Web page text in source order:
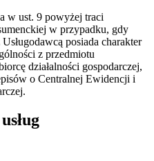
w ust. 9 powyżej traci
w przypadku, gdy
posiada charakter
z przedmiotu
działalności gospodarczej,
o Centralnej Ewidencji i